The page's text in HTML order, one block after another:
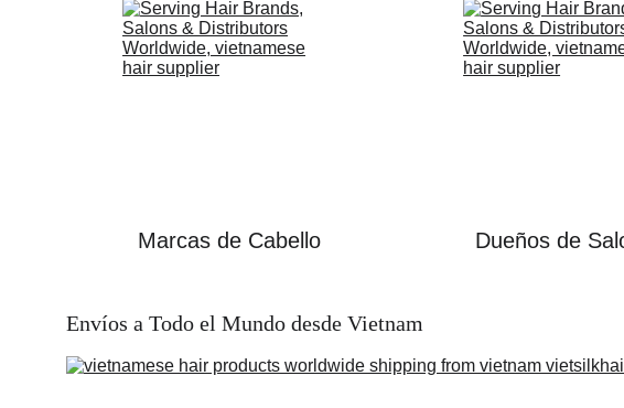
Marcas de Cabello Dueños de
Envíos a Todo el Mundo desde Vietnam